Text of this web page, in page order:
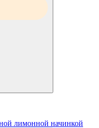
лимонной начинкой